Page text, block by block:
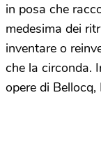
in posa che
medesima dei
inventare o
che la circonda.
opere di